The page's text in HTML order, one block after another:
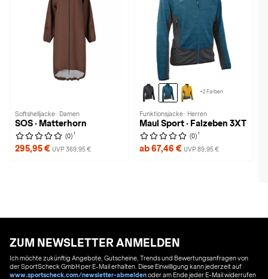
Softshelljacke · Damen
SOS · Matterhorn
(0) 1
295,95 € UVP 369,95 €
+2 Farben
Funktionsjacke · Herren
Maul Sport · Falzeben 3XT
(0) 1
ab 67,46 € UVP 89,95 €
ZUM NEWSLETTER ANMELDEN
Ich möchte zukünftig Angebote, Gutscheine, Trends und Bewertungsanfragen von
der SportScheck GmbH per E-Mail erhalten. Diese Einwilligung kann jederzeit auf
www.sportscheck.com/newsletter-abmeldenoder am Ende jeder E-Mail widerrufen